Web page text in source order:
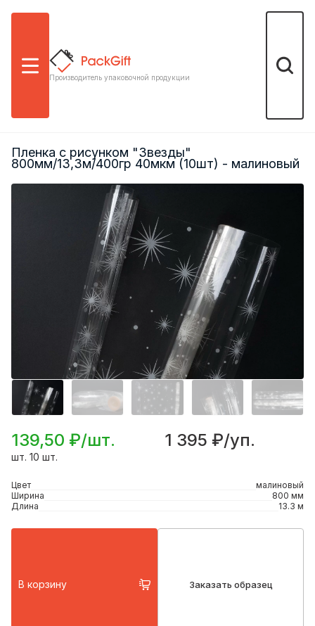
Меню
Производитель упаковочной продукции
Поиск
Пленка с рисунком "Звезды"
800мм/13,3м/400гр 40мкм (10шт) - малиновый
139,50 ₽/шт. 1 395 ₽/уп.
шт. 10 шт.
Цвет
малиновый
Ширина
800 мм
Длина
13.3 м
В корзину Заказать образец